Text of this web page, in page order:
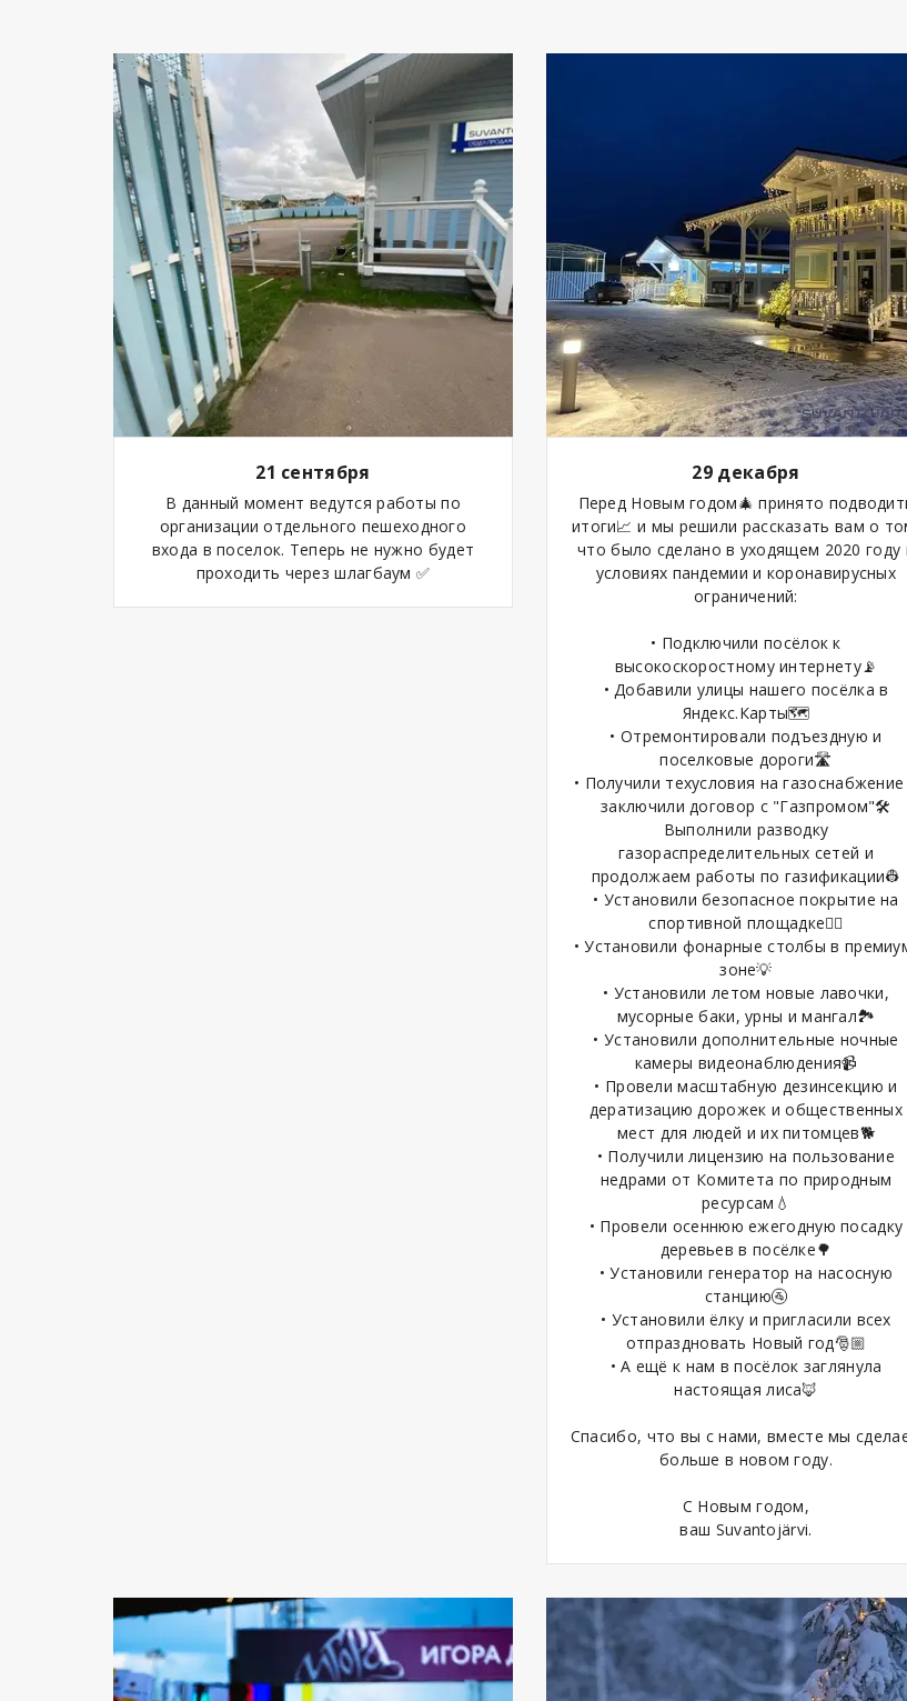
21 сентября
В данный момент ведутся работы по
организации отдельного пешеходного
входа в поселок. Теперь не нужно будет
проходить через шлагбаум ✅
29 декабря
Перед Новым годом🎄 принято
итоги📈 и мы решили рассказать вам о
что было сделано в уходящем 2020 году
условиях пандемии и коронавирусных
ограничений:
• Подключили посёлок к
высокоскоростному интернету📡
• Добавили улицы нашего посёлка в
Яндекс.Карты🗺
• Отремонтировали подъездную и
поселковые дороги🛣
• Получили техусловия на газоснабжение
заключили договор с "Газпромом"🛠
Выполнили разводку
газораспределительных сетей и
продолжаем работы по газификации👷
• Установили безопасное покрытие на
спортивной площадке🏋️‍♂️
• Установили фонарные столбы в
зоне💡
• Установили летом новые лавочки,
мусорные баки, урны и мангал🏞
• Установили дополнительные ночные
камеры видеонаблюдения📹
• Провели масштабную дезинсекцию и
дератизацию дорожек и общественных
мест для людей и их питомцев🐕
• Получили лицензию на пользование
недрами от Комитета по природным
ресурсам💧
• Провели осеннюю ежегодную посадку
деревьев в посёлке🌳
• Установили генератор на насосную
станцию🚰
• Установили ёлку и пригласили всех
отпраздновать Новый год🎅🏼
• А ещё к нам в посёлок заглянула
настоящая лиса🦊
Спасибо, что вы с нами, вместе мы
больше в новом году.
С Новым годом,
ваш Suvantojärvi.